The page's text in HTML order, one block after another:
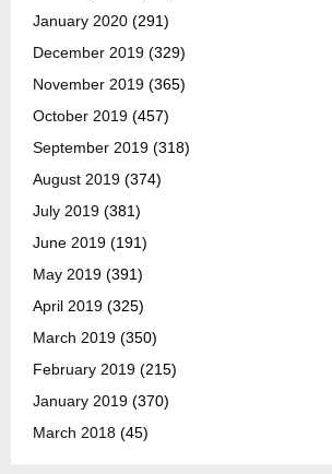
January 2020 (291)
December 2019 (329)
November 2019 (365)
October 2019 (457)
September 2019 (318)
August 2019 (374)
July 2019 (381)
June 2019 (191)
May 2019 (391)
April 2019 (325)
March 2019 (350)
February 2019 (215)
January 2019 (370)
March 2018 (45)